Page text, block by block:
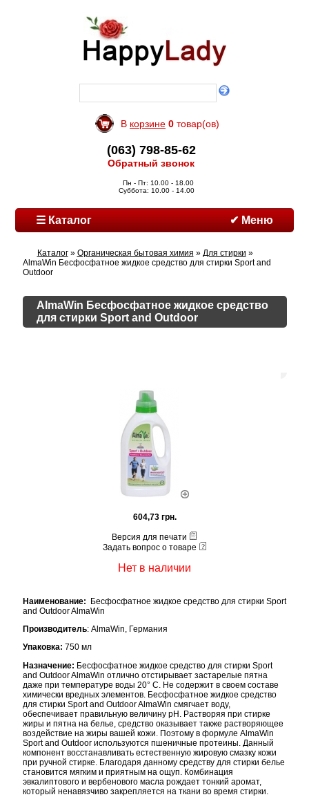
В корзине 0 товар(ов)
(063) 798-85-62
Обратный звонок
Пн - Пт: 10.00 - 18.00
Суббота: 10.00 - 14.00
☰ Каталог ✔ Меню
Каталог» Органическая бытовая химия » Для стирки »
AlmaWin Бесфосфатное жидкое средство для стирки Sport and
Outdoor
AlmaWin Бесфосфатное жидкое средство
для стирки Sport and Outdoor
604,73 грн.
Версия для печати
Задать вопрос о товаре
Нет в наличии
Наименование:
Бесфосфатное жидкое средство для стирки Sport
and Outdoor AlmaWin
Производитель: AlmaWin, Германия
Упаковка: 750 мл
Назначение: Бесфосфатное жидкое средство для стирки Sport
and Outdoor AlmaWin отлично отстирывает застарелые пятна
даже при температуре воды 20° С. Не содержит в своем составе
химически вредных элементов. Бесфосфатное жидкое средство
для стирки Sport and Outdoor AlmaWin смягчает воду,
обеспечивает правильную величину рН. Растворяя при стирке
жиры и пятна на белье, средство оказывает также растворяющее
воздействие на жиры вашей кожи. Поэтому в формуле AlmaWin
Sport and Outdoor используются пшеничные протеины. Данный
компонент восстанавливать естественную жировую смазку кожи
при ручной стирке. Благодаря данному средству для стирки белье
становится мягким и приятным на ощуп. Комбинация
эвкалиптового и вербенового масла рождает тонкий аромат,
который ненавязчиво закрепляется на ткани во время стирки.